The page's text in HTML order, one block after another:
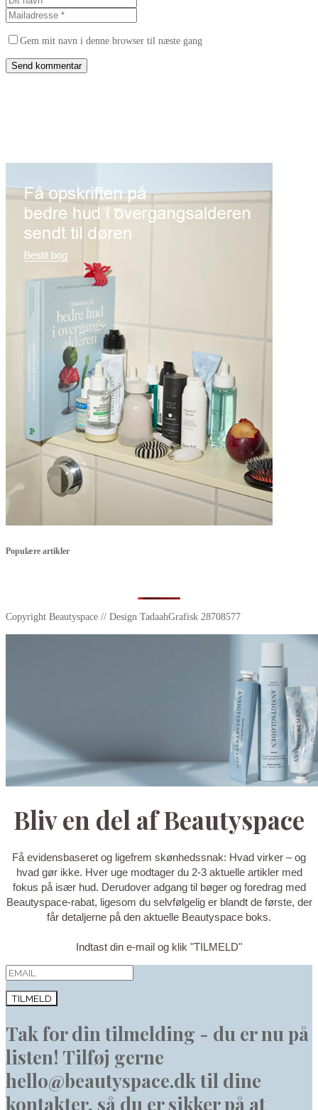
Gem mit navn i denne browser til næste gang
Populære artikler
Copyright Beautyspace // Design TadaahGrafisk 28708577
Bliv en del af Beautyspace
Få evidensbaseret og ligefrem skønhedssnak: Hvad virker – og
hvad gør ikke. Hver uge modtager du 2-3 aktuelle artikler med
fokus på især hud. Derudover adgang til bøger og foredrag med
Beautyspace-rabat, ligesom du selvfølgelig er blandt de første, der
får detaljerne på den aktuelle Beautyspace boks.
Indtast din e-mail og klik "TILMELD"
TILMELD
Tak for din tilmelding - du er nu på
listen! Tilføj gerne
hello@beautyspace.dk til dine
kontakter, så du er sikker på at